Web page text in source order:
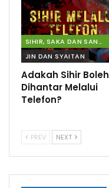
SIHIR, SAKA DAN SANTAU
JIN DAN SYAITAN
Adakah Sihir Boleh
Dihantar Melalui
Telefon?
PREV NEXT